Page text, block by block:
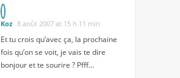
Koz 8 août 2007 at 15 h 11 min
Et tu crois qu’avec ça, la prochaine
fois qu’on se voit, je vais te dire
bonjour et te sourire ? Pfff…